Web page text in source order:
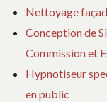
Nettoyage
Conception de
Commission et
Hypnotiseur
en public